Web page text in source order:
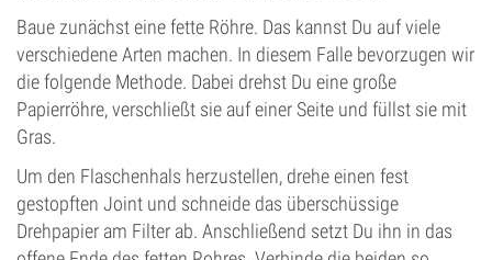
Baue zunächst eine fette Röhre. Das kannst Du auf viele
verschiedene Arten machen. In diesem Falle bevorzugen wir
die folgende Methode. Dabei drehst Du eine große
Papierröhre, verschließt sie auf einer Seite und füllst sie mit
Gras.
Um den Flaschenhals herzustellen, drehe einen fest
gestopften Joint und schneide das überschüssige
Drehpapier am Filter ab. Anschließend setzt Du ihn in das